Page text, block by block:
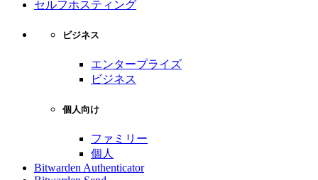
セルフホスティング
ビジネス
エンタープライズ
ビジネス
個人向け
ファミリー
個人
Bitwarden Authenticator